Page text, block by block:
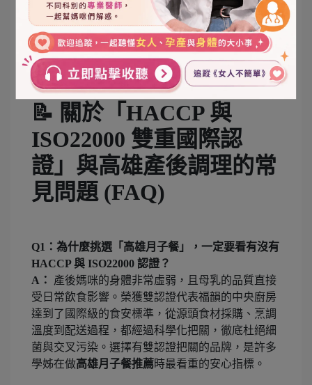
國際雙認證的頂尖美味，陪您安穩度過產後的每一
天！
👉 [點擊此處了解福韻月子餐方案 / 立即預約試吃
諮詢]
📝 關於「HACCP 與
ISO22000 雙重國際認
證」與高雄產後調理的常
見問題 (FAQ)
Q1：為什麼挑選「高雄月子餐」，一定要看有沒有
HACCP 與 ISO22000 認證？
A：
產後媽咪的身體非常虛弱，且母乳的品質直接
受日常飲食影響。榮獲雙認證代表福韻的中央廚房
達到了國際級的食安標準，從源頭食材採購、烹調
溫度到配送過程，都經過科學化把關，徹底杜絕細
菌與交叉污染。選擇有雙認證把關的品牌，是許多
學姊在做高雄月子餐推薦時最看重的安心指標。